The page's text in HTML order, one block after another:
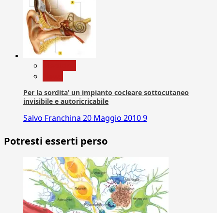
Per la sordita’ un impianto cocleare sottocutaneo
invisibile e autoricricabile
Salvo Franchina 20 Maggio 20109
Potresti esserti perso